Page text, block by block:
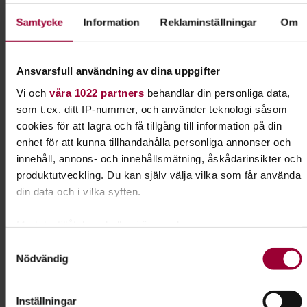
Samtycke Information Reklaminställningar Om
Ansvarsfull användning av dina uppgifter
Vi och våra 1022 partnersbehandlar din personliga data,
som t.ex. ditt IP-nummer, och använder teknologi såsom
cookies för att lagra och få tillgång till information på din
enhet för att kunna tillhandahålla personliga annonser och
innehåll, annons- och innehållsmätning, åskådarinsikter och
produktutveckling. Du kan själv välja vilka som får använda
din data och i vilka syften.
kan ha en noggrannhet på upp till flera meter
Nödvändig
Inställningar
Hund & husdjur
Har du hund eller planerar du att skaffa en valp?
Eller kanske en katt eller ett annat husdjur?
Grattis! Det finns massor av roliga saker du kan
lära dig tillsammans med andra djurägare.
Läs mer om ämnet
Hund & husdjur- kurser, studiecirklar & evenemang (30 rader)